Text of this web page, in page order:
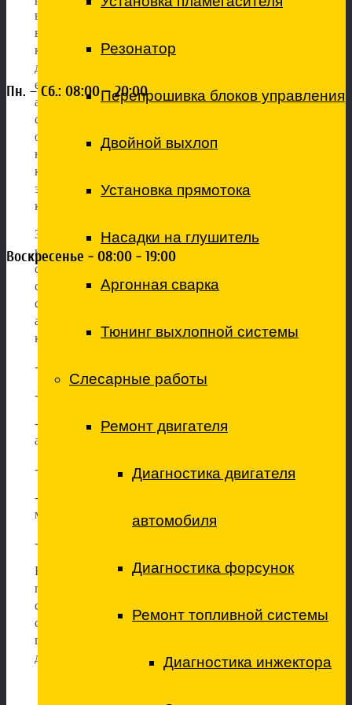
Пн. – Сб.: 08:00 – 20:00
Воскресенье - 08:00 - 19:00
Резонатор
Перепрошивка блоков управления
Двойной выхлоп
Установка прямотока
Насадки на глушитель
Аргонная сварка
Тюнинг выхлопной системы
Слесарные работы
Ремонт двигателя
Диагностика двигателя
автомобиля
Диагностика форсунок
Ремонт топливной системы
Диагностика инжектора
востребованных запчастей позволяет сократить
время на обслуживание автомобилей без потери
качества ремонта. Начинаются работы только после
диагностики коммерческого транспорта, проводят
ее наиболее квалифицированны
автосервиса. В своей работе они используют
современное оборудование, позволяющее
обнаружить скрытые дефекты. Компьютеризирова
нные сканеры, мониторы, газоанализаторы и,
конечно, тщательный визуальный контроль – все
это применяется во время диагностики
коммерческих автомобилей.
За плечами наших мастеров большой опыт работы с
коммерческим транспортом, знание всех
специфических неисправностей. Они регулярно
совершенствуют свои навыки в соответствие со
стандартами ведущих производителей
автомобилей. Это позволяет выполнять
качественно широкий спектр работ, среди которых:
-ремонт двигателей и топливной системы;
-ремонт ходовой части и тормозной системы;
-диагностика и ремонт электрооборудова
автомобилей;
-диагностика и ремонт трансмиссии;
-замена технических жидкостей и расходных
материалов;
-профессиональны
Воспользуйтесь опытом наших специалистов,
приведите свой автомобиль в порядок, сэкономив
свое время и нервы. Плановое обслуживание и
срочный ремонт коммерческого автотранспорта мы
производим качественно, быстро и по доступным
для наших клиентов ценам.